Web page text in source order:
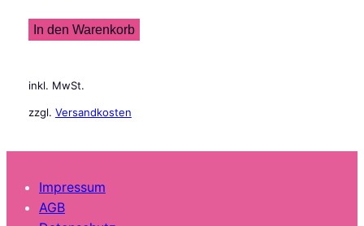
In den Warenkorb
inkl. MwSt.
zzgl. Versandkosten
Impressum
AGB